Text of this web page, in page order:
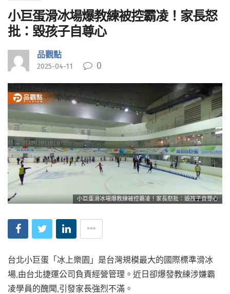
小巨蛋滑冰場爆教練被控霸凌！家長怒
批：毀孩子自尊心
品觀點
2025-04-11 0
小巨蛋滑冰場爆教練被控霸凌！家長怒批：毀孩子自尊心
台北小巨蛋「冰上樂園」是台灣規模最大的國際標準滑冰
場,由台北捷運公司負責經營管理。近日卻爆發教練涉嫌霸
凌學員的醜聞,引發家長強烈不滿。